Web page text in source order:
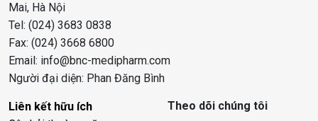
Mai, Hà Nội
Tel: (024) 3683 0838
Fax: (024) 3668 6800
Email: info@bnc-medipharm.com
Người đại diện: Phan Đăng Bình
Liên kết hữu ích
Theo dõi chúng tôi